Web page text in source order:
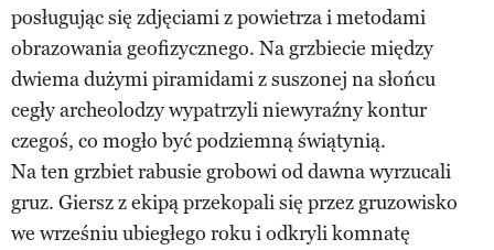
posługując się zdjęciami z powietrza i metodami
obrazowania geofizycznego. Na grzbiecie między
dwiema dużymi piramidami z suszonej na słońcu
cegły archeolodzy wypatrzyli niewyraźny kontur
czegoś, co mogło być podziemną świątynią.
Na ten grzbiet rabusie grobowi od dawna wyrzucali
gruz. Giersz z ekipą przekopali się przez gruzowisko
we wrześniu ubiegłego roku i odkryli komnatę